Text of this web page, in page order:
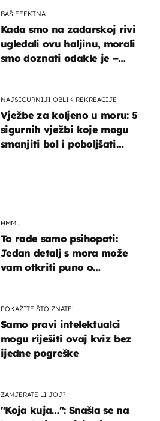
HMM…
To rade samo psihopati:
Jedan detalj s mora može
vam otkriti puno o
POKAŽITE ŠTO ZNATE!
Samo pravi intelektualci
mogu riješiti ovaj kviz bez
ijedne pogreške
ZAMJERATE LI JOJ?
"Koja kuja…": Snašla se na
BAŠ EFEKTNA
Kada smo na zadarskoj rivi
ugledali ovu haljinu, morali
smo doznati odakle je –
NAJSIGURNIJI OBLIK REKREACIJE
Vježbe za koljeno u moru: 5
sigurnih vježbi koje mogu
smanjiti bol i poboljšati